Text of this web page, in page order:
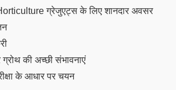
ग्रेजुएट्स के लिए शानदार अवसर
की अच्छी संभावनाएं
के आधार पर चयन